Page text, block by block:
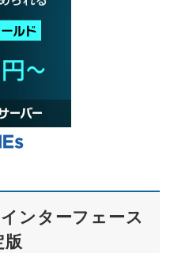
ンターフェース
版